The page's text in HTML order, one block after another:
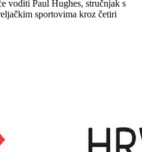
voditi Paul Hughes, stručnjak s
sportovima kroz četiri